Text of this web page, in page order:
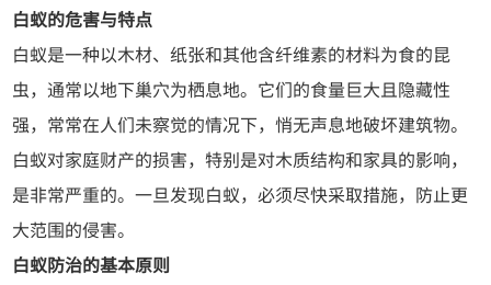
白蚁的危害与特点
白蚁是一种以木材、纸张和其他含纤维素的材料为食的昆
虫，通常以地下巢穴为栖息地。它们的食量巨大且隐藏性
强，常常在人们未察觉的情况下，悄无声息地破坏建筑物。
白蚁对家庭财产的损害，特别是对木质结构和家具的影响，
是非常严重的。一旦发现白蚁，必须尽快采取措施，防止更
大范围的侵害。
白蚁防治的基本原则